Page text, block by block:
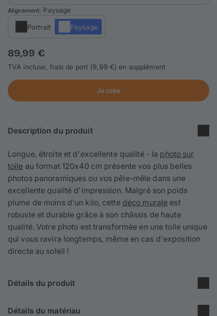
Inspiration
Collection Voyage 🌊
FAQ & Service client
S'identifier / s'inscrire
Alignement: Paysage
Portrait Paysage
89,99 €
TVA incluse, frais de port (9,99 €) en supplément
Je crée
Description du produit
Longue, étroite et d'excellente qualité - la photo sur
toile au format 120x40 cm présente vos plus belles
photos panoramiques ou vos pêle-mêle dans une
excellente qualité d'impression. Malgré son poids
plume de moins d'un kilo, cette déco murale est
robuste et durable grâce à son châssis de haute
qualité. Votre photo est transformée en une toile unique
qui vous ravira longtemps, même en cas d'exposition
directe au soleil !
Détails du produit
Groupe: Poster
Détails du matériau